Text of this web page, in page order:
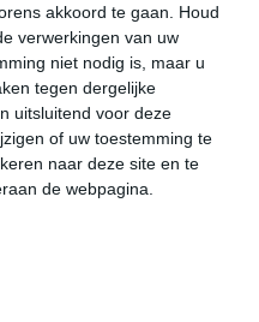
akkoord te gaan.
Houd
verwerkingen van uw
niet nodig is, maar u
tegen dergelijke
uitsluitend voor deze
of uw toestemming te
naar deze site en te
de webpagina.
06:00 09:00
06:00 09:00